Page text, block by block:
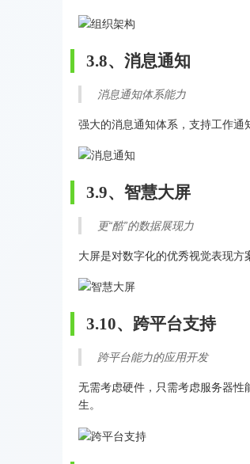
3.8、消息通知
消息通知体系能力
强大的消息通知体系，支持工作通
3.9、智慧大屏
更“酷”的数据展现力
大屏是对数字化的优秀视觉表现方
3.10、跨平台支持
跨平台能力的应用开发
无需考虑硬件，只需考虑服务器
生。